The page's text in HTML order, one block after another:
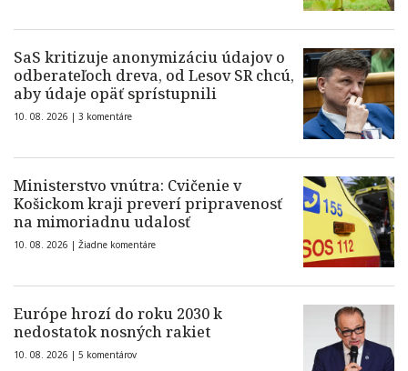
SaS kritizuje anonymizáciu údajov o
odberateľoch dreva, od Lesov SR chcú,
aby údaje opäť sprístupnili
10. 08. 2026 | 3 komentáre
Ministerstvo vnútra: Cvičenie v
Košickom kraji preverí pripravenosť
na mimoriadnu udalosť
10. 08. 2026 | Žiadne komentáre
Európe hrozí do roku 2030 k
nedostatok nosných rakiet
10. 08. 2026 | 5 komentárov